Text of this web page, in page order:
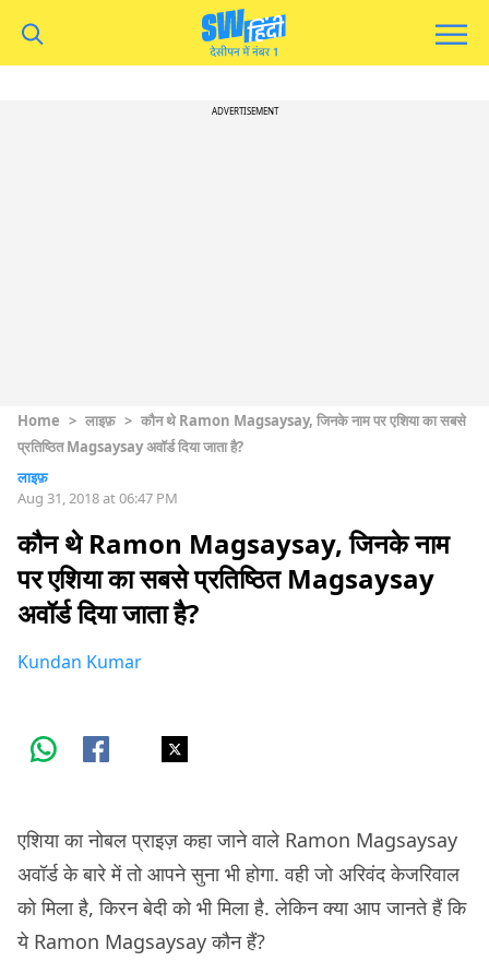
ADVERTISEMENT
Home > लाइफ़ > कौन थे Ramon Magsaysay, जिनके नाम पर एशिया का सबसे
प्रतिष्ठित Magsaysay अवॉर्ड दिया जाता है?
लाइफ़
Aug 31, 2018 at 06:47 PM
कौन थे Ramon Magsaysay, जिनके नाम
पर एशिया का सबसे प्रतिष्ठित Magsaysay
अवॉर्ड दिया जाता है?
Kundan Kumar
एशिया का नोबल प्राइज़ कहा जाने वाले Ramon Magsaysay
अवॉर्ड के बारे में तो आपने सुना भी होगा. वही जो अरिवंद केजरिवाल
को मिला है, किरन बेदी को भी मिला है. लेकिन क्या आप जानते हैं कि
ये Ramon Magsaysay कौन हैं?